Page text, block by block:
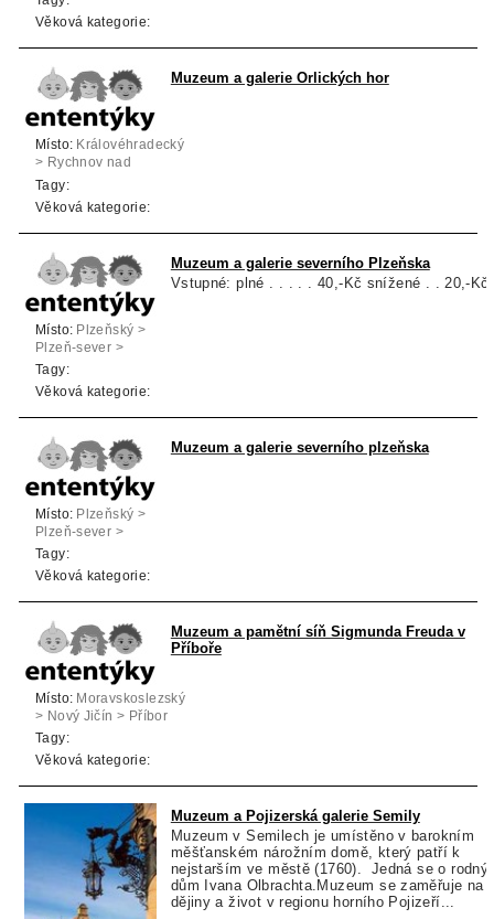
Věková kategorie:
Muzeum a galerie Orlických hor
Místo: Královéhradecký
> Rychnov nad
Kněžnou > Rychnov
nad Kněžnou
Tagy:
Věková kategorie:
Muzeum a galerie severního Plzeňska
Vstupné: plné . . . . . 40,-Kč snížené . . 20,-Kč
Místo: Plzeňský >
Plzeň-sever >
Kralovice
Tagy:
Věková kategorie:
Muzeum a galerie severního plzeňska
Místo: Plzeňský >
Plzeň-sever >
Kralovice
Tagy:
Věková kategorie:
Muzeum a pamětní síň Sigmunda Freuda v
Příboře
Místo: Moravskoslezský
> Nový Jičín > Příbor
Tagy:
Věková kategorie:
Muzeum a Pojizerská galerie Semily
Muzeum v Semilech je umístěno v barokním
měšťanském nárožním domě, který patří k
nejstarším ve městě (1760). Jedná se o rodný
dům Ivana Olbrachta.Muzeum se zaměřuje na
dějiny a život v regionu horního Pojizeří...